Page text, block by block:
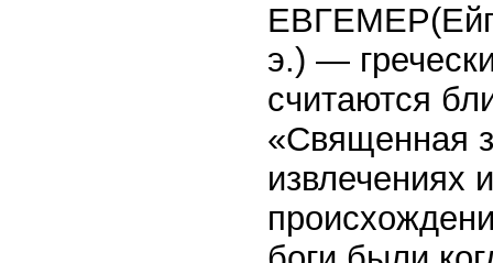
э.) —
считаются
«Священная
извлечениях